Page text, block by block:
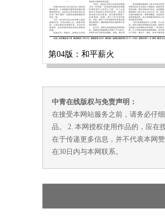
第04版：和平薪火
中青在线版权与免责声明：
在接受本网站服务之前，请务必仔
品。 2. 本网授权使用作品的，应在
在于传递更多信息，并不代表本网
在30日内与本网联系。